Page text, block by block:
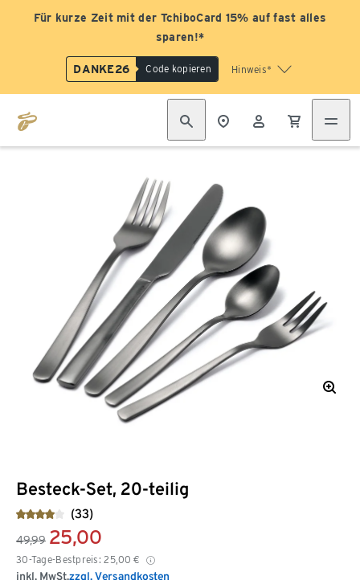
Für kurze Zeit mit der TchiboCard 15% auf fast alles
sparen!*
DANKE26 Code kopieren Hinweis*
Besteck-Set, 20-teilig
(33)
49,99 25,00
30-Tage-Bestpreis: 25,00 €
inkl. MwSt.zzgl. Versandkosten